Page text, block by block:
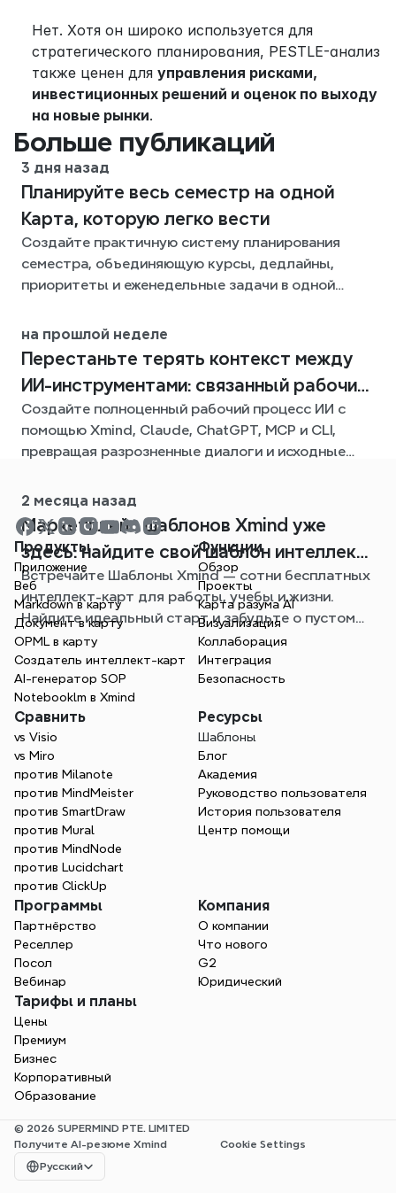
Нет. Хотя он широко используется для
стратегического планирования, PESTLE-анализ
также ценен для управления рисками,
инвестиционных решений и оценок по выходу
на новые рынки.
Больше публикаций
3 дня назад
Планируйте весь семестр на одной
Карта, которую легко вести
Создайте практичную систему планирования
семестра, объединяющую курсы, дедлайны,
приоритеты и еженедельные задачи в одной
на прошлой неделе
Перестаньте терять контекст между
ИИ-инструментами: связанный рабочий
процесс с Xmind
Создайте полноценный рабочий процесс ИИ с
помощью Xmind, Claude, ChatGPT, MCP и CLI,
превращая разрозненные диалоги и исходные
карты.
2 месяца назад
Mаpкетплейс шаблонов Xmind уже
здесь: найдите свой шаблон интеллект-
карты для любой ситуации
Встречайте Шаблоны Xmind — сотни бесплатных
интеллект-карт для работы, учебы и жизни.
Найдите идеальный старт и забудьте о пустом
листе.
Продукты
Приложение
Веб
Markdown в карту
Документ в карту
OPML в карту
Создатель интеллект-карт
AI-генератор SOP
Notebooklm в Xmind
Функции
Обзор
Проекты
Карта разума AI
Визуализация
Коллаборация
Интеграция
Безопасность
Сравнить
vs Visio
vs Miro
против Milanote
против MindMeister
против SmartDraw
против Mural
против MindNode
против Lucidchart
против ClickUp
Ресурсы
Шаблоны
Блог
Академия
Руководство пользователя
История пользователя
Центр помощи
Программы
Партнёрство
Реселлер
Посол
Вебинар
Компания
О компании
Что нового
G2
Юридический
Тарифы и планы
Цены
Премиум
Бизнес
Корпоративный
Образование
© 2026 SUPERMIND PTE. LIMITED
Получите AI-резюме Xmind
Cookie Settings
Select Language
Русский